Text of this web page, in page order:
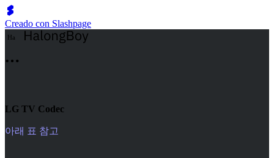
Creado con Slashpage
Ha
LG TV Codec
아래 표 참고